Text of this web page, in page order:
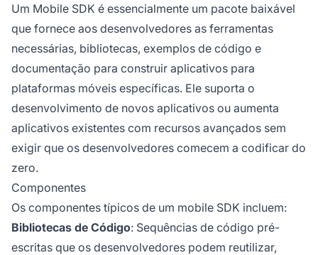
Um Mobile SDK é essencialmente um pacote baixável
que fornece aos desenvolvedores as ferramentas
necessárias, bibliotecas, exemplos de código e
documentação para construir aplicativos para
plataformas móveis específicas. Ele suporta o
desenvolvimento de novos aplicativos ou aumenta
aplicativos existentes com recursos avançados sem
exigir que os desenvolvedores comecem a codificar do
zero.
Componentes
Os componentes típicos de um mobile SDK incluem:
Bibliotecas de Código: Sequências de código pré-
escritas que os desenvolvedores podem reutilizar,